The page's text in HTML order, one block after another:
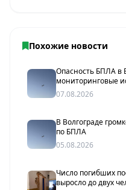
Похожие новости
Опасность БПЛА в
мониторинговые
беспилотников
07.08.2026
В Волгограде
по БПЛА
05.08.2026
Число погибших
выросло до двух